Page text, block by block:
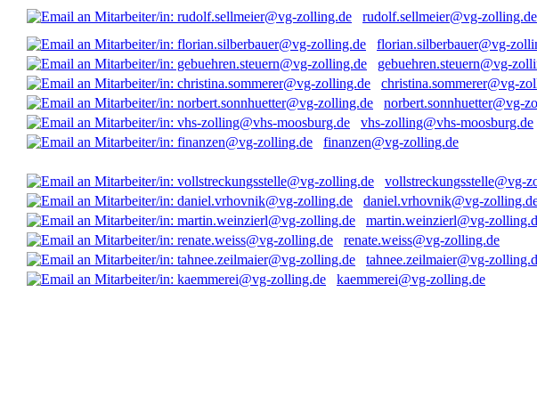
rudolf.sellmeier@vg-zolling.de
florian.silberbauer@vg-
gebuehren.steuern@vg-
christina.sommerer@vg-
norbert.sonnhuetter@vg-
vhs-zolling@vhs-moosburg.de
finanzen@vg-zolling.de
vollstreckungsstelle@vg-
daniel.vrhovnik@vg-
martin.weinzierl@vg-
renate.weiss@vg-zolling.de
tahnee.zeilmaier@vg-
kaemmerei@vg-zolling.de